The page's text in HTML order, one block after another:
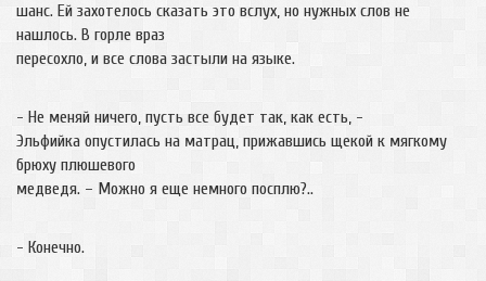
шанс. Ей захотелось сказать это вслух, но нужных слов не
нашлось. В горле враз
пересохло, и все слова застыли на языке.
- Не меняй ничего, пусть все будет так, как есть, -
Эльфийка опустилась на матрац, прижавшись щекой к мягкому
брюху плюшевого
медведя. – Можно я еще немного посплю?..
- Конечно.